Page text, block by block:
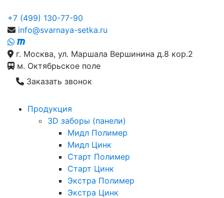
+7 (499) 130-77-90
info@svarnaya-setka.ru
г. Москва, ул. Маршала Вершинина д.8 кор.2
м. Октябрьское поле
Заказать звонок
Продукция
3D заборы (панели)
Мидл Полимер
Мидл Цинк
Старт Полимер
Старт Цинк
Экстра Полимер
Экстра Цинк